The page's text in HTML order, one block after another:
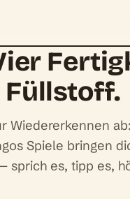
Füllstoff.
Wiedererkennen
Spiele bringen
sprich es, tipp es,